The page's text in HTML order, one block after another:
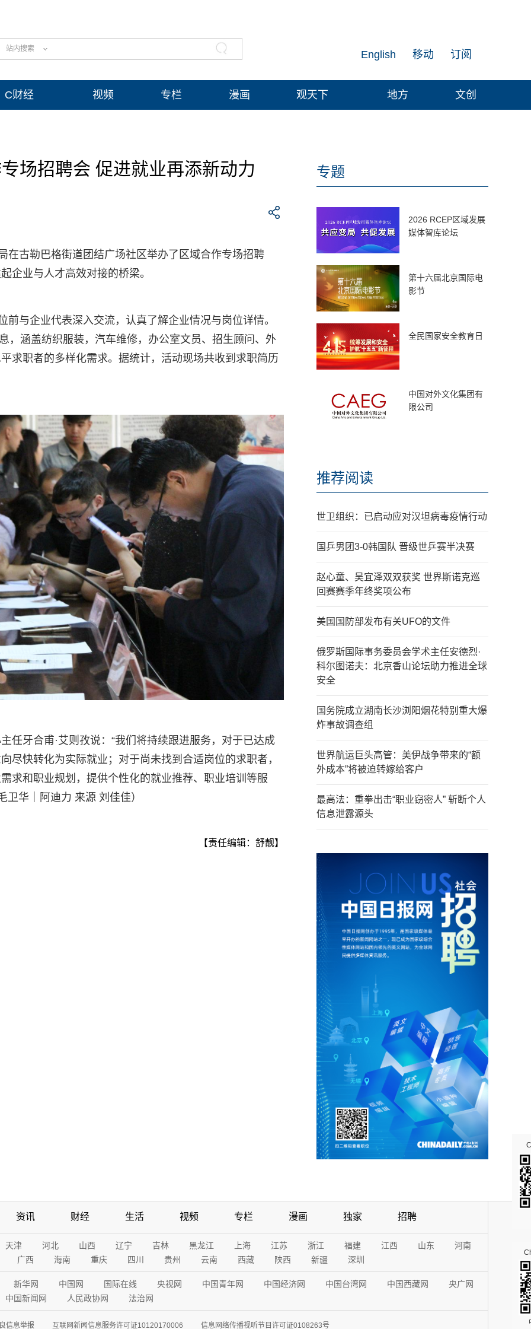
站内搜索 订阅
移动
English
C财经 视频 专栏 漫画 观天下 地方 文创
场招聘会 促进就业再添新动力​
在古勒巴格街道团结广场社区举办了区域合作专场招聘
企业与人才高效对接的桥梁。
与企业代表深入交流，认真了解企业情况与岗位详情。
，涵盖纺织服装，汽车维修，办公室文员、招生顾问、外
求职者的多样化需求。据统计，活动现场共收到求职简历
任牙合甫·艾则孜说：“我们将持续跟进服务，对于已达成
尽快转化为实际就业；对于尚未找到合适岗位的求职者，
求和职业规划，提供个性化的就业推荐、职业培训等服
华｜阿迪力 来源 刘佳佳）
【责任编辑：舒靓】
专题
2026 RCEP区域发展
媒体智库论坛
第十六届北京国际电
影节
全民国家安全教育日
中国对外文化集团有
限公司
推荐阅读
世卫组织：已启动应对汉坦病毒疫情行动
国乒男团3-0韩国队 晋级世乒赛半决赛
赵心童、吴宜泽双双获奖 世界斯诺克巡
回赛赛季年终奖项公布
美国国防部发布有关UFO的文件
俄罗斯国际事务委员会学术主任安德烈·
科尔图诺夫：北京香山论坛助力推进全球
安全
国务院成立湖南长沙浏阳烟花特别重大爆
炸事故调查组
世界航运巨头高管：美伊战争带来的“额
外成本”将被迫转嫁给客户
最高法：重拳出击“职业窃密人” 斩断个人
信息泄露源头
资讯 财经 生活 视频 专栏 漫画 独家 招聘
天津 河北 山西 辽宁 吉林 黑龙江 上海 江苏 浙江 福建 江西 山东
河南
广西 海南 重庆 四川 贵州 云南 西藏 陕西 新疆 深圳
新华网 中国网 国际在线 央视网 中国青年网 中国经济网 中国台湾网 中国西藏网
央广网
中国新闻网 人民政协网 法治网
信息举报 互联网新闻信息服务许可证10120170006 信息网络传播视听节目许可证0108263号